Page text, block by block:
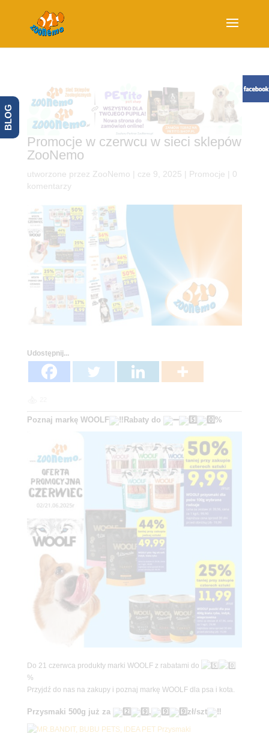
Promocje w czerwcu w sieci sklepów
ZooNemo
utworzone przez ZooNemo cze 9, 2025 Promocje
0
komentarzy
Udostępnij...
Poznaj markę WOOLF Rabaty do %
Do 21 czerwca produkty marki WOOLF z rabatami do
%
Przyjdź do nas na zakupy i poznaj markę WOOLF dla psa i kota.
Przysmaki 500g już za , zł/szt
BLOG